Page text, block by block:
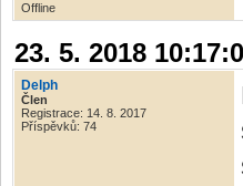
Offline
23. 5. 2018
Delph
Člen
Registrace: 14. 8. 2017
Příspěvků: 74